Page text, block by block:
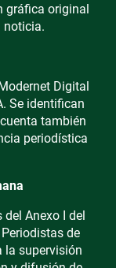
gráfica original
noticia.
Digital
Se identifican
también
periodística
Anexo I del
de
la supervisión